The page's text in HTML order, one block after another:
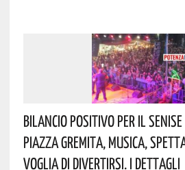
Bilancio Positivo Per Il
Piazza Gremita, Musica,
Voglia Di Divertirsi. I Dettagli